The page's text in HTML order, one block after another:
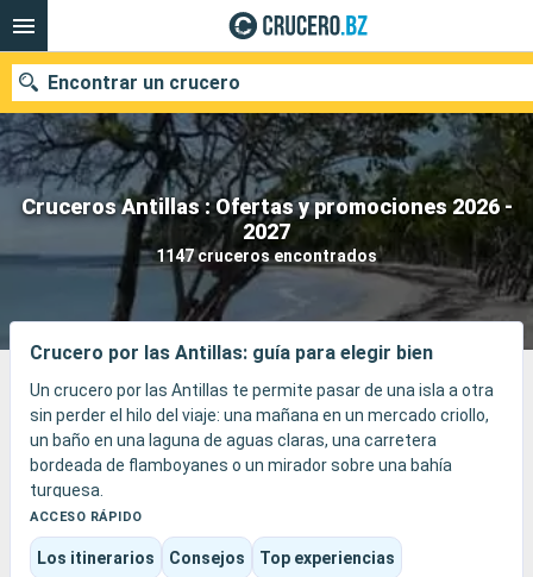
Cruceros Antillas : Ofertas y promociones 2026 -
2027
1147 cruceros encontrados
Encontrar un crucero
Nuestros destinos
Fecha de salida
Puertos Compañías
Buscar
Crucero por las Antillas: guía para elegir bien
Un crucero por las Antillas te permite pasar de una isla a otra
sin perder el hilo del viaje: una mañana en un mercado criollo,
un baño en una laguna de aguas claras, una carretera
bordeada de flamboyanes o un mirador sobre una bahía
turquesa.
El destino combina un agradable ambiente tropical, la cultura
antillana, playas para disfrutar sin complicaciones y escalas
muy variadas, de Martinica a Guadalupe y de Saint-Martin a
ACCESO RÁPIDO
Los itinerarios Consejos Top experiencias